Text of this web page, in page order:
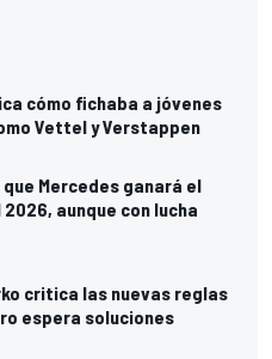
cómo fichaba a jóvenes
Vettel y Verstappen
que Mercedes ganará el
aunque con lucha
critica las nuevas reglas
espera soluciones